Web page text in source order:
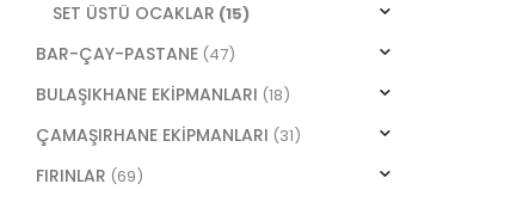
SET ÜSTÜ OCAKLAR (15)
BAR-ÇAY-PASTANE (47)
BULAŞIKHANE EKİPMANLARI (18)
ÇAMAŞIRHANE EKİPMANLARI (31)
FIRINLAR (69)